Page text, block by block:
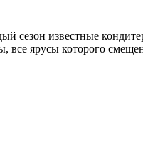
сезон известные
все ярусы которого